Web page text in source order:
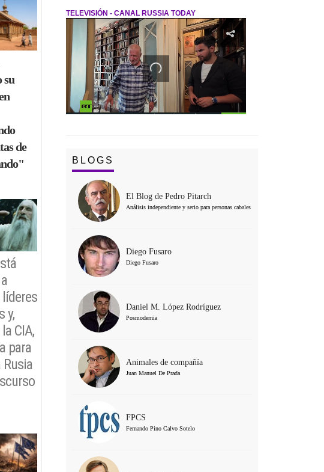
su
de
y,
CIA,
para
TELEVISIÓN - CANAL RUSSIA TODAY
BLOGS
El Blog de Pedro Pitarch
Análisis independiente y serio para personas cabales
Diego Fusaro
Diego Fusaro
Daniel M. López Rodríguez
Posmodernia
Animales de compañía
Juan Manuel De Prada
FPCS
Fernando Pino Calvo Sotelo